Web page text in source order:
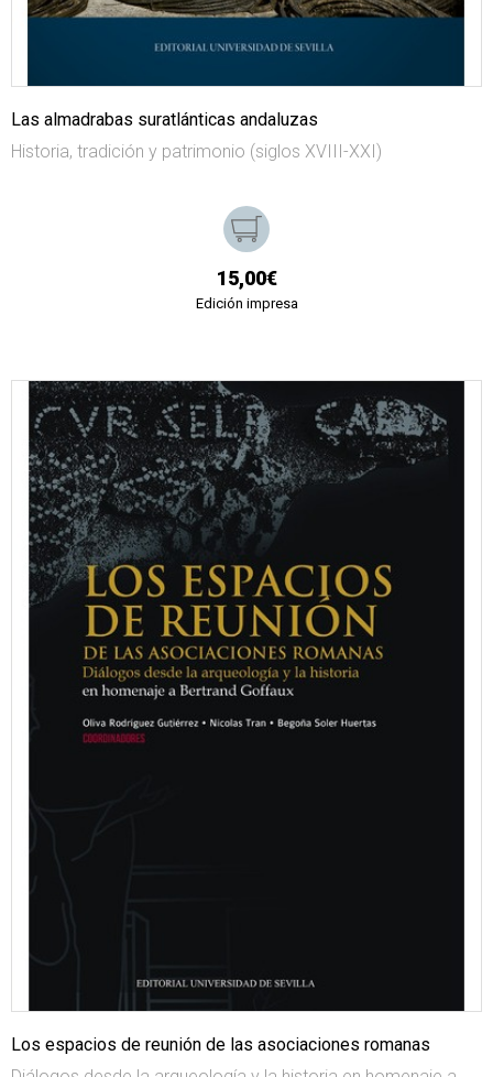
Las almadrabas suratlánticas andaluzas
Historia, tradición y patrimonio (siglos XVIII-XXI)
15,00€
Edición impresa
Los espacios de reunión de las asociaciones romanas